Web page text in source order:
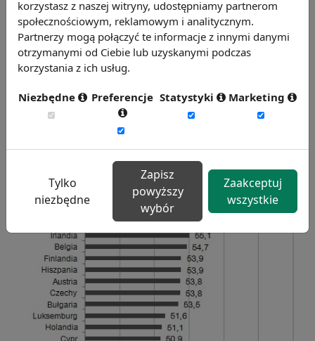
Kobiety w ogólnej liczbie studiujących* w krajach
Unii Europejskiej w 2007 roku (%)
korzystasz z naszej witryny, udostępniamy partnerom
społecznościowym, reklamowym i analitycznym.
Partnerzy mogą połączyć te informacje z innymi danymi
otrzymanymi od Ciebie lub uzyskanymi podczas
korzystania z ich usług.
Niezbędne Preferencje Statystyki Marketing
Tylko
niezbędne
Zapisz
powyższy
wybór
Zaakceptuj
wszystkie